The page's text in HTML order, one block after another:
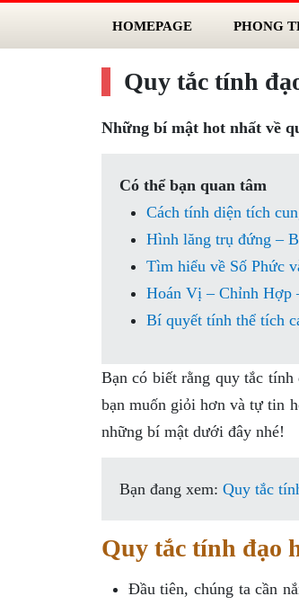
HOMEPAGE PHONG
Quy tắc tính
Những bí mật hot nhất về
Có thể bạn quan tâm
Cách tính diện tích
Hình lăng trụ đứng –
Tìm hiểu về Số Phức
Hoán Vị – Chỉnh Hợp
Bí quyết tính thể tích
Bạn có biết rằng quy tắc
bạn muốn giỏi hơn và tự tin
những bí mật dưới đây nhé!
Bạn đang xem: Quy tắc
Quy tắc tính đạo
Đầu tiên, chúng ta cần